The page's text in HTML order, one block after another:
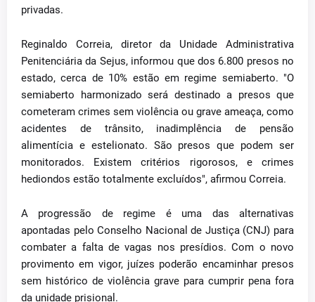
privadas.
Reginaldo Correia, diretor da Unidade Administrativa
Penitenciária da Sejus, informou que dos 6.800 presos no
estado, cerca de 10% estão em regime semiaberto. "O
semiaberto harmonizado será destinado a presos que
cometeram crimes sem violência ou grave ameaça, como
acidentes de trânsito, inadimplência de pensão
alimentícia e estelionato. São presos que podem ser
monitorados. Existem critérios rigorosos, e crimes
hediondos estão totalmente excluídos", afirmou Correia.
A progressão de regime é uma das alternativas
apontadas pelo Conselho Nacional de Justiça (CNJ) para
combater a falta de vagas nos presídios. Com o novo
provimento em vigor, juízes poderão encaminhar presos
sem histórico de violência grave para cumprir pena fora
da unidade prisional.